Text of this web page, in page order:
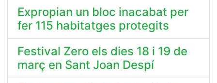
Expropian un bloc inacabat per
fer 115 habitatges protegits
Festival Zero els dies 18 i 19 de
març en Sant Joan Despí